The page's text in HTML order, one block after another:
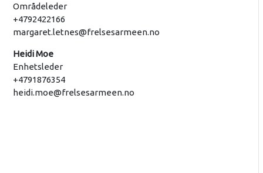
Områdeleder
+4792422166
margaret.letnes@frelsesarmeen.no
Heidi Moe
Enhetsleder
+4791876354
heidi.moe@frelsesarmeen.no